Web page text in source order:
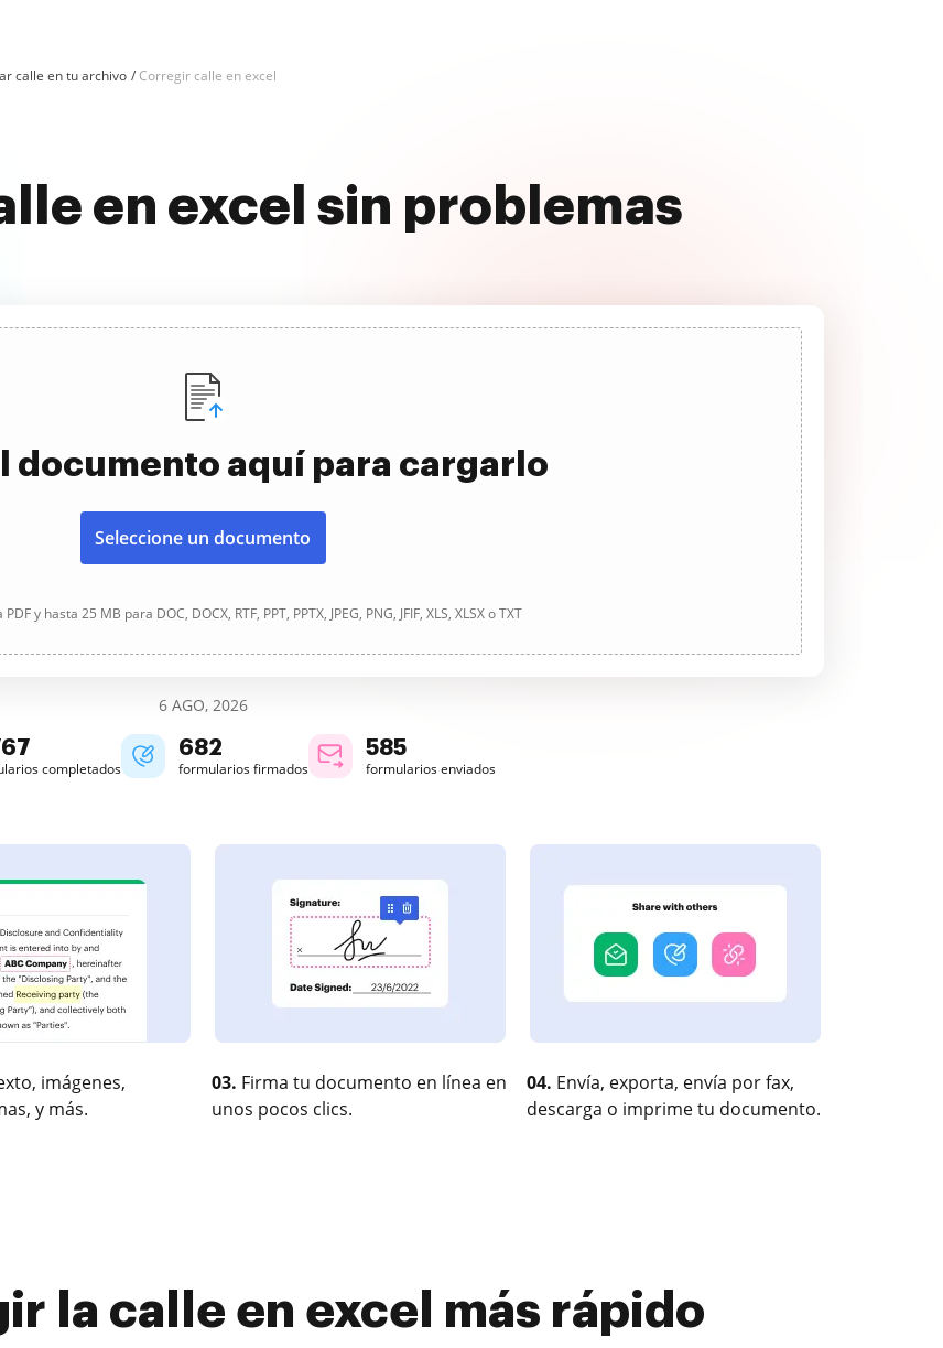
calle en tu archivo Corregir calle en excel
en excel sin problemas
documento aquí para cargarlo
Seleccione un documento
y hasta 25 MB para DOC, DOCX, RTF, PPT, PPTX, JPEG, PNG, JFIF, XLS, XLSX o TXT
6 AGO, 2026
completados
682
formularios firmados
585
formularios enviados
imágenes,
y más.
03. Firma tu documento en línea en
unos pocos clics.
04. Envía, exporta, envía por fax,
descarga o imprime tu documento.
la calle en excel más rápido